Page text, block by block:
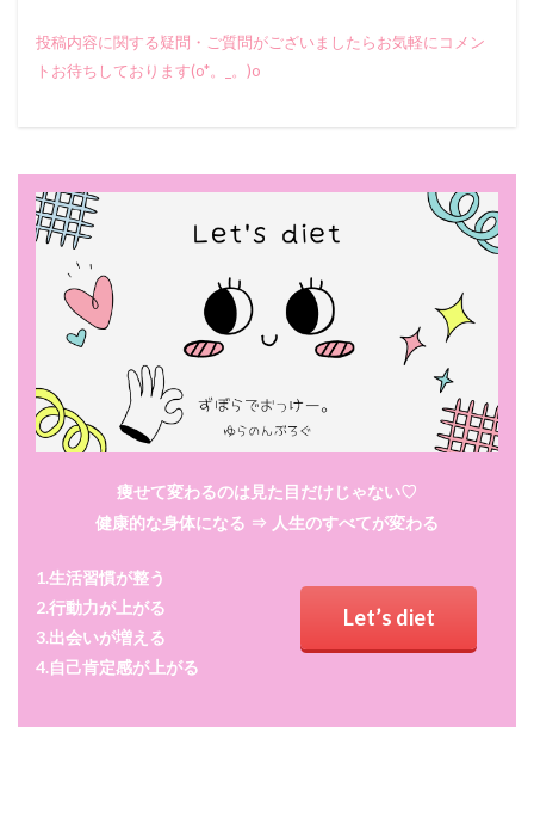
投稿内容に関する疑問・ご質問がございましたらお気軽にコメン
トお待ちしております(o*。_。)o
痩せて変わるのは見た目だけじゃない♡
健康的な身体になる ⇒ 人生のすべてが変わる
1.生活習慣が整う
2.行動力が上がる
3.出会いが増える
4.自己肯定感が上がる
Let’s diet